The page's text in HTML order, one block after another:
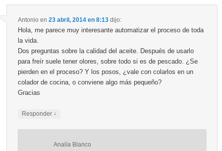
Antonio en 23 abril, 2014 en 8:13 dijo:
Hola, me parece muy interesante automatizar el proceso de toda
la vida.
Dos preguntas sobre la calidad del aceite. Después de usarlo
para freír suele tener olores, sobre todo si es de pescado. ¿Se
pierden en el proceso? Y los posos, ¿vale con colarlos en un
colador de cocina, o conviene algo más pequeño?
Gracias
Responder ↓
Analía Blanco